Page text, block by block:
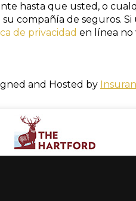
hasta que usted, o
compañía de seguros.
de privacidad en línea no
and Hosted by